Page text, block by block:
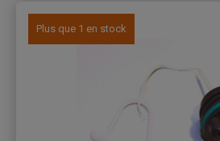
Plus que 1 en stock